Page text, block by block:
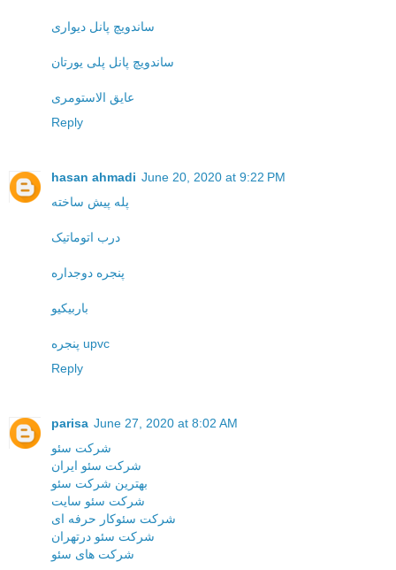
ساندویچ پانل دیواری
ساندویچ پانل پلی یورتان
عایق الاستومری
Reply
hasan ahmadi June 20, 2020 at 9:22 PM
پله پیش ساخته
درب اتوماتیک
پنجره دوجداره
باربیکیو
پنجره upvc
Reply
parisa June 27, 2020 at 8:02 AM
شرکت سئو
شرکت سئو ایران
بهترین شرکت سئو
شرکت سئو سایت
شرکت سئوکار حرفه ای
شرکت سئو درتهران
شرکت های سئو